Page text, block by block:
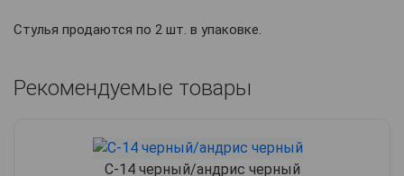
Стулья продаются по 2 шт. в упаковке.
Рекомендуемые товары
С-14 черный/андрис черный